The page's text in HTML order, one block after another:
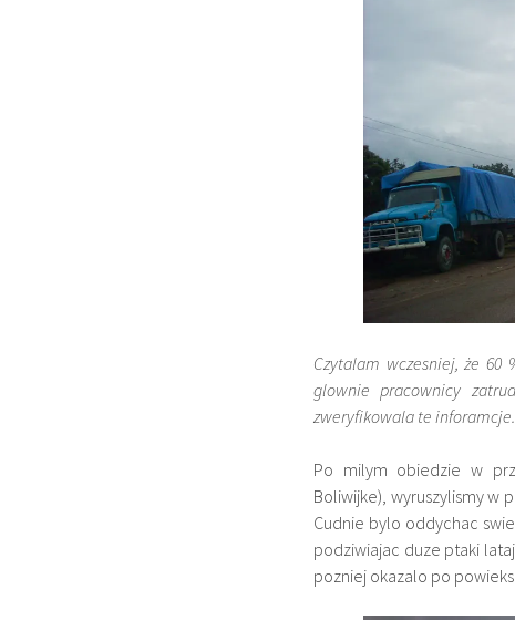
Czytalam wczesniej, że
glownie pracownicy
zweryfikowala te
Po milym obiedzie w
Boliwijke), wyruszylismy w
Cudnie bylo oddychac
podziwiajac duze ptaki
pozniej okazalo po